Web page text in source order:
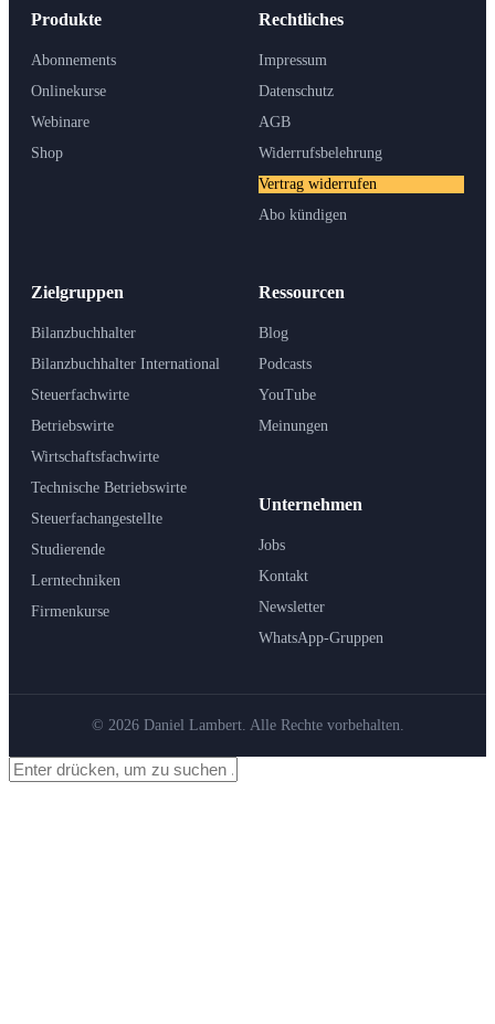
Produkte
Abonnements
Onlinekurse
Webinare
Shop
Zielgruppen
Bilanzbuchhalter
Bilanzbuchhalter International
Steuerfachwirte
Betriebswirte
Wirtschaftsfachwirte
Technische Betriebswirte
Steuerfachangestellte
Studierende
Lerntechniken
Firmenkurse
Ressourcen
Blog
Podcasts
YouTube
Meinungen
Unternehmen
Jobs
Kontakt
Newsletter
WhatsApp-Gruppen
Rechtliches
Impressum
Datenschutz
AGB
Widerrufsbelehrung
Vertrag widerrufen
Abo kündigen
© 2026 Daniel Lambert. Alle Rechte vorbehalten.